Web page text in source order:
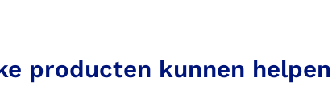
producten kunnen helpen